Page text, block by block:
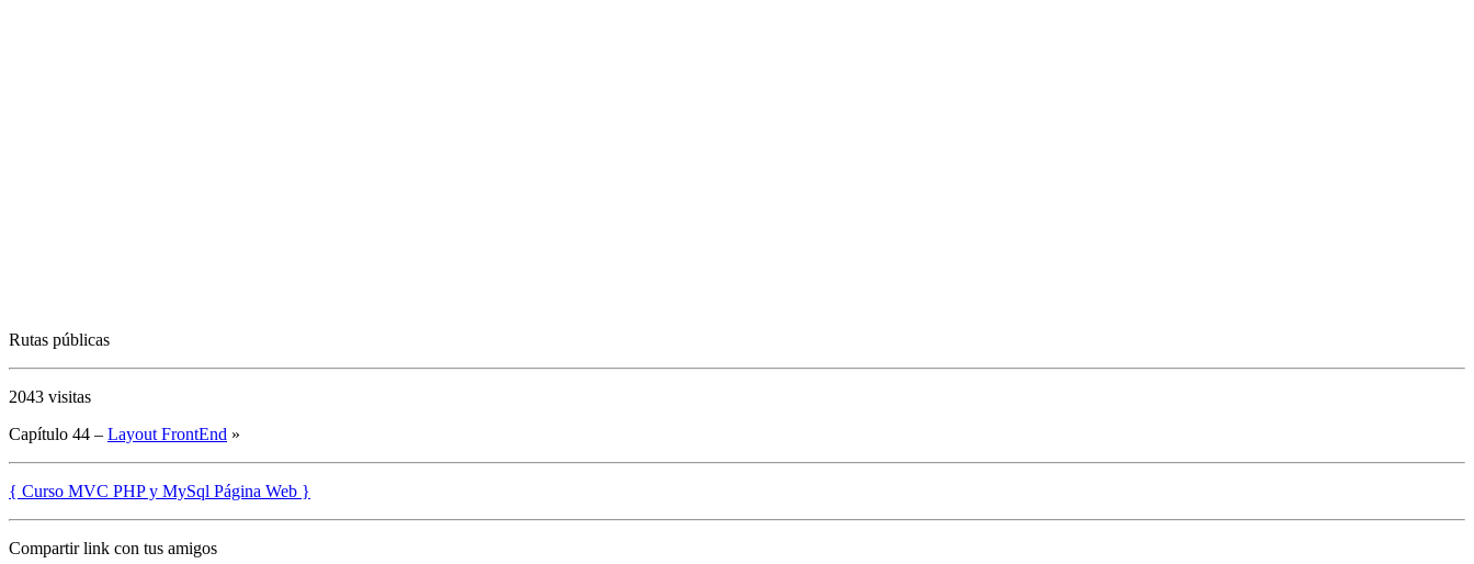
Rutas públicas
2043 visitas
Capítulo 44 – Layout FrontEnd »
{ Curso MVC PHP y MySql Página Web }
Compartir link con tus amigos